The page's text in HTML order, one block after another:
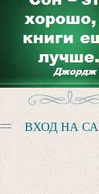
ВХОД НА